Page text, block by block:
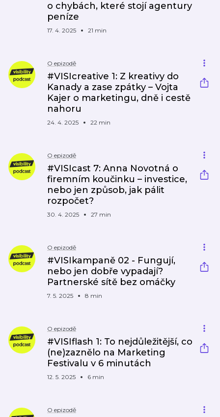
o chybách, které stojí agentury
peníze
17. 4. 2025 21 min
O epizodě
#VISIcreative 1: Z kreativy do
Kanady a zase zpátky – Vojta
Kajer o marketingu, dně i cestě
nahoru
24. 4. 2025 22 min
O epizodě
#VISIcast 7: Anna Novotná o
firemním koučinku – investice,
nebo jen způsob, jak pálit
rozpočet?
30. 4. 2025 27 min
O epizodě
#VISIkampaně 02 - Fungují,
nebo jen dobře vypadají?
Partnerské sítě bez omáčky
7. 5. 2025 8 min
O epizodě
#VISIflash 1: To nejdůležitější, co
(ne)zaznělo na Marketing
Festivalu v 6 minutách
12. 5. 2025 6 min
O epizodě